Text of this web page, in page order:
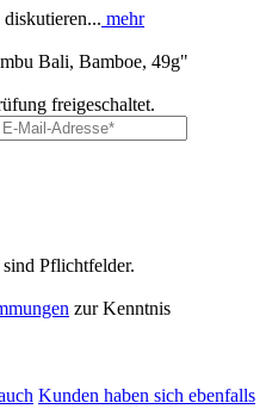
mehr
Bali, Bamboe, 49g"
freigeschaltet.
Pflichtfelder.
zur Kenntnis
Kunden haben sich ebenfalls